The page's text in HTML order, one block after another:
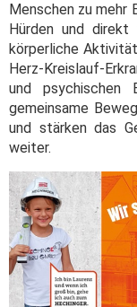
Menschen zu mehr
Hürden und direkt
körperliche
Herz-Kreislauf-
und psychischen
gemeinsame
und stärken das
weiter.